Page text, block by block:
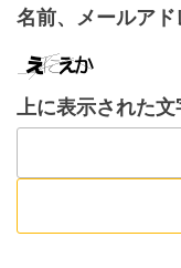
名前、メールアド
上に表示された文